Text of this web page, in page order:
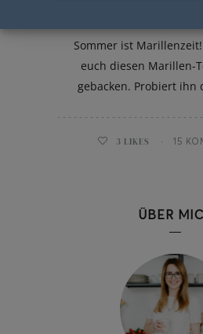
Sommer ist
euch diesen Marillen-
gebacken. Probiert ihn
3 LIKES 15
ÜBER